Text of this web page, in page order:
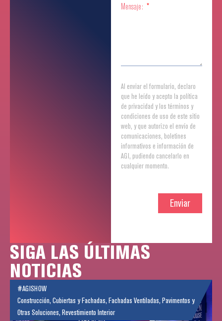
Mensaje:
Al enviar el formulario, declaro
que he leído y acepto la política
de privacidad y los términos y
condiciones de uso de este sitio
web, y que autorizo el envío de
comunicaciones, boletines
informativos e información de
AGI, pudiendo cancelarlo en
cualquier momento.
Enviar
SIGA LAS ÚLTIMAS
NOTICIAS
#AGISHOW
Construcción, Cubiertas y Fachadas, Fachadas Ventiladas, Pavimentos y
Otras Soluciones, Revestimiento Interior